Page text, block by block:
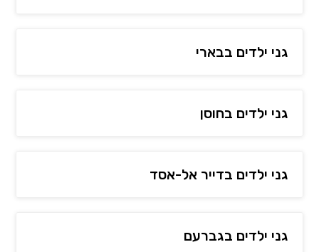
גני ילדים בבארי
גני ילדים בחוסן
גני ילדים בדייר אל-אסד
גני ילדים בגברעם